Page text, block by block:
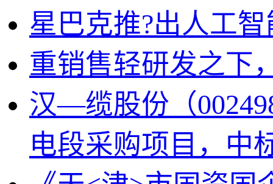
星巴克推?出人工
重销售轻研发之下
汉—缆股份（
电段采购项目，中